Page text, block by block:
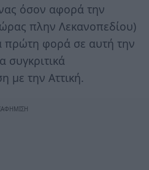
όσον αφορά την
πλην Λεκανοπεδίου)
πρώτη φορά σε αυτή την
συγκριτικά
με την Αττική.